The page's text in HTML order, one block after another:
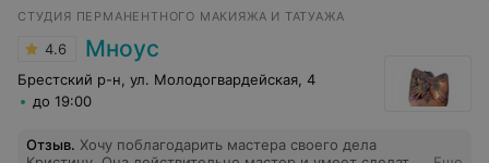
СТУДИЯ ПЕРМАНЕНТНОГО МАКИЯЖА И ТАТУАЖА
4.6 Мноус
Брестский р-н, ул. Молодогвардейская, 4
до 19:00
Отзыв. Хочу поблагодарить мастера своего дела